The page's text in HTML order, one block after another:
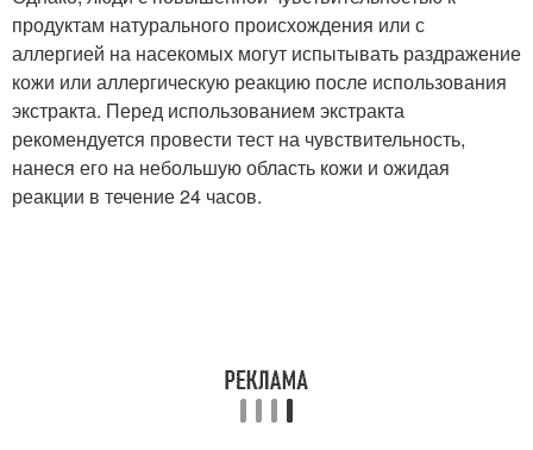
продуктам натурального происхождения или с
аллергией на насекомых могут испытывать раздражение
кожи или аллергическую реакцию после использования
экстракта. Перед использованием экстракта
рекомендуется провести тест на чувствительность,
нанеся его на небольшую область кожи и ожидая
реакции в течение 24 часов.